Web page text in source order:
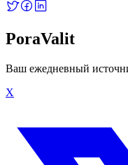
PoraValit
Ваш ежедневный
X